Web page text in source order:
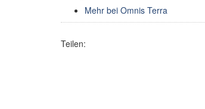
Mehr bei Omnis Terra
Teilen: